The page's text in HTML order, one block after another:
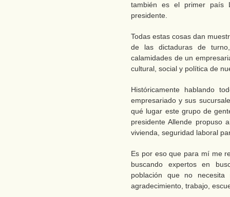
también es el primer país
presidente.
Todas estas cosas dan
de las dictaduras de
calamidades de un
cultural, social y política de
Históricamente hablando
empresariado y sus
qué lugar este grupo de
presidente Allende propuso
vivienda, seguridad laboral
Es por eso que para mí me
buscando expertos en
población que no
agradecimiento, trabajo,